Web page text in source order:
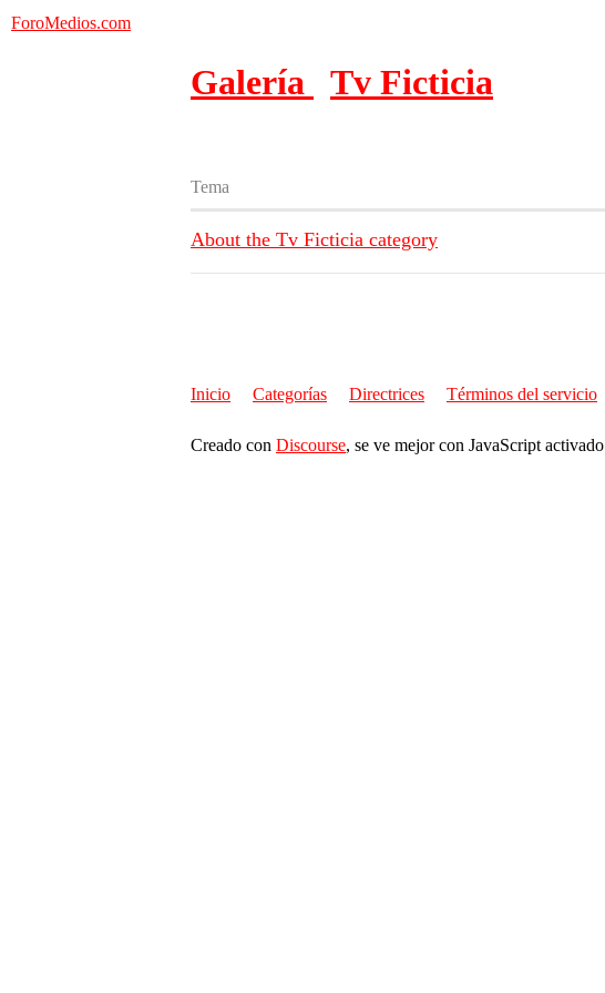
ForoMedios.com
Galería Tv Ficticia
Tema
About the Tv Ficticia category
Inicio Categorías Directrices Términos del servicio
Creado con Discourse, se ve mejor con JavaScript activado